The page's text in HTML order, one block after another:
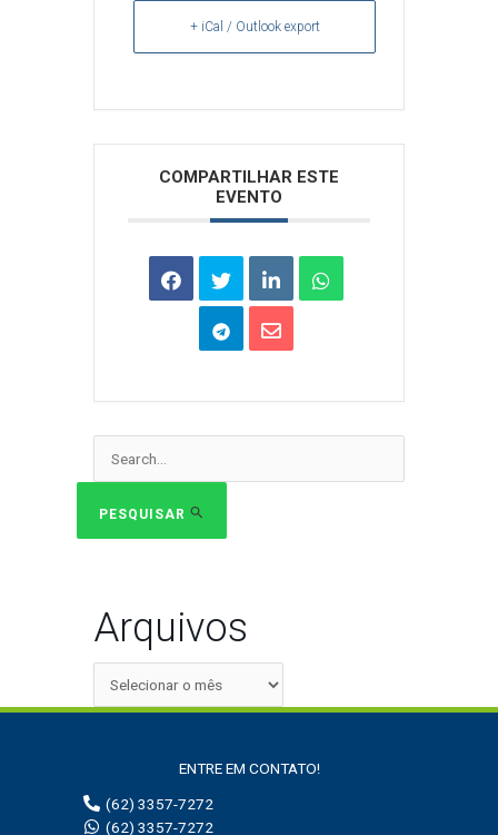
+ iCal / Outlook export
COMPARTILHAR ESTE
EVENTO
Pesquisar
PESQUISAR
Arquivos
ENTRE EM CONTATO!
(62) 3357-7272
(62) 3357-7272